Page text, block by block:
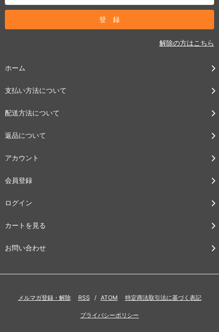
解除の方はこちら
ホーム
支払い方法について
配送方法について
返品について
アカウント
会員登録
ログイン
カートを見る
お問い合わせ
メルマガ登録・解除 RSS / ATOM 特定商法取引法に基づく表記
プライバシーポリシー